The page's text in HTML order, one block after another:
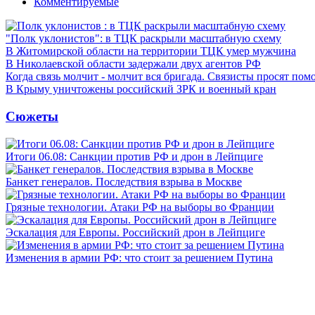
"Полк уклонистов": в ТЦК раскрыли масштабную схему
В Житомирской области на территории ТЦК умер мужчина
В Николаевской области задержали двух агентов РФ
Когда связь молчит - молчит вся бригада. Связисты просят
В Крыму уничтожены российский ЗРК и военный кран
Сюжеты
Итоги 06.08: Санкции против РФ и дрон в Лейпциге
Банкет генералов. Последствия взрыва в Москве
Грязные технологии. Атаки РФ на выборы во Франции
Эскалация для Европы. Российский дрон в Лейпциге
Изменения в армии РФ: что стоит за решением Путина